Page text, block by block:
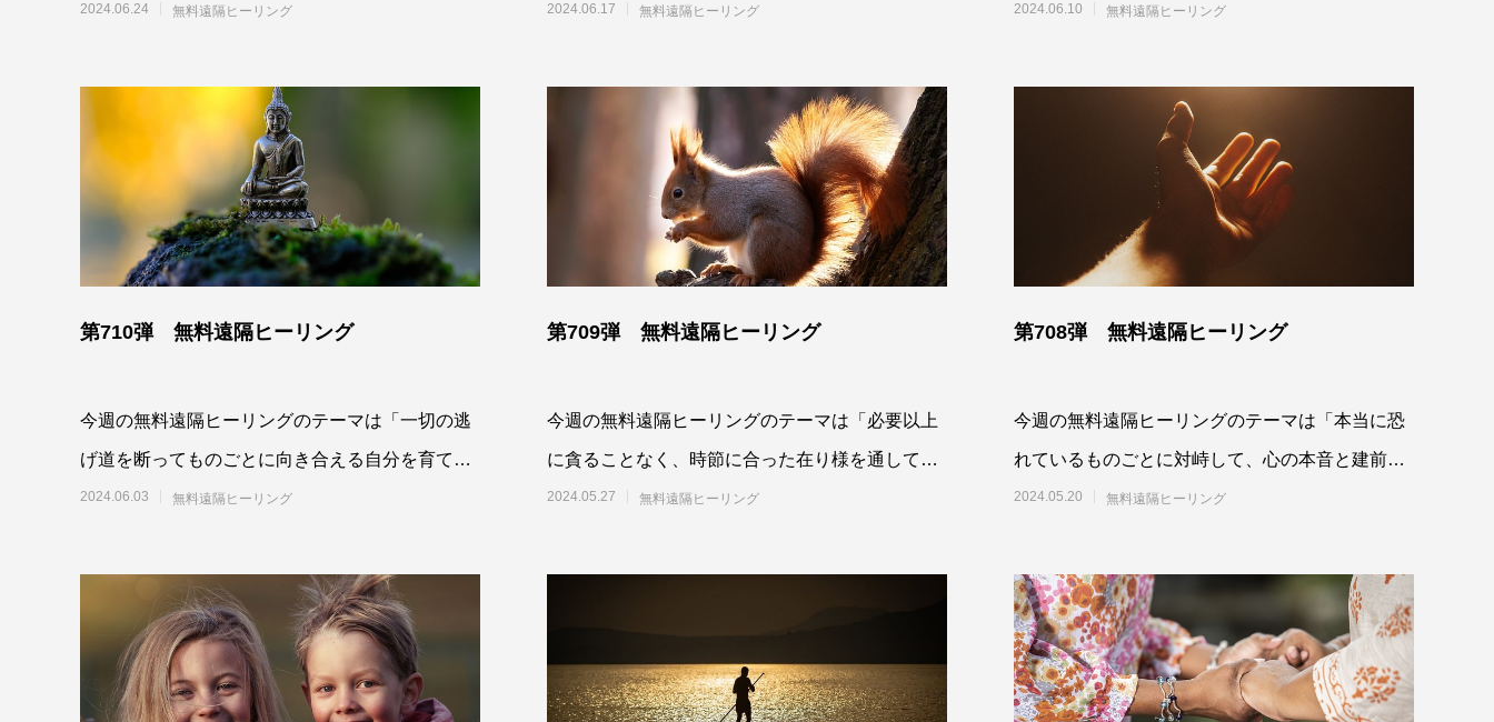
の願いを生きるよう最高最善に働きかける」で
2024.06.24 無料遠隔ヒーリング か常に意識しながら在るよう最高最善に働きかけ
2024.06.17 無料遠隔ヒーリング べきことを為すよう最高最善に働きかける」で
2024.06.10 無料遠隔ヒーリング
第710弾 無料遠隔ヒーリング
今週の無料遠隔ヒーリングのテーマは「一切の逃
げ道を断ってものごとに向き合える自分を育てて
いくよう最高最善に働きかける」です。参加され
2024.06.03 無料遠隔ヒーリング
第709弾 無料遠隔ヒーリング
今週の無料遠隔ヒーリングのテーマは「必要以上
に貪ることなく、時節に合った在り様を通して豊
かさを育む最高最善に働きかける」です。参加さ
2024.05.27 無料遠隔ヒーリング
第708弾 無料遠隔ヒーリング
今週の無料遠隔ヒーリングのテーマは「本当に恐
れているものごとに対峙して、心の本音と建前が
一致した振る舞いができるよう最高最善に働きか
2024.05.20 無料遠隔ヒーリング